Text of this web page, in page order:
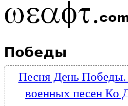
Победы
Песня День Победы.
военных песен